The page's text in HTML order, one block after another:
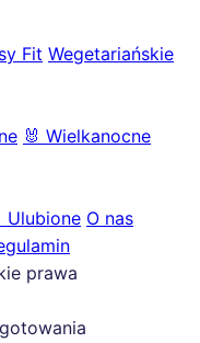
Fit Wegetariańskie
🐰 Wielkanocne
Ulubione O nas
prawa